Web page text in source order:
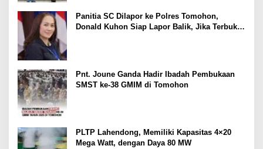
Panitia SC Dilapor ke Polres Tomohon,
Donald Kuhon Siap Lapor Balik, Jika Terbukti
Pnt. Joune Ganda Hadir Ibadah Pembukaan
SMST ke-38 GMIM di Tomohon
PLTP Lahendong, Memiliki Kapasitas 4×20
Mega Watt, dengan Daya 80 MW